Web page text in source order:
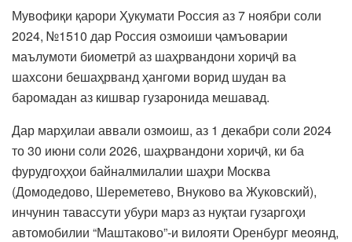
Мувофиқи қарори Ҳукумати Россия аз 7 ноябри соли
2024, №1510 дар Россия озмоиши ҷамъоварии
маълумоти биометрӣ аз шаҳрвандони хориҷӣ ва
шахсони бешаҳрванд ҳангоми ворид шудан ва
баромадан аз кишвар гузаронида мешавад.
Дар марҳилаи аввали озмоиш, аз 1 декабри соли 2024
то 30 июни соли 2026, шаҳрвандони хориҷӣ, ки ба
фурудгоҳҳои байналмилалии шаҳри Москва
(Домодедово, Шереметево, Внуково ва Жуковский),
инчунин тавассути убури марз аз нуқтаи гузаргоҳи
автомобилии “Маштаково”-и вилояти Оренбург меоянд,